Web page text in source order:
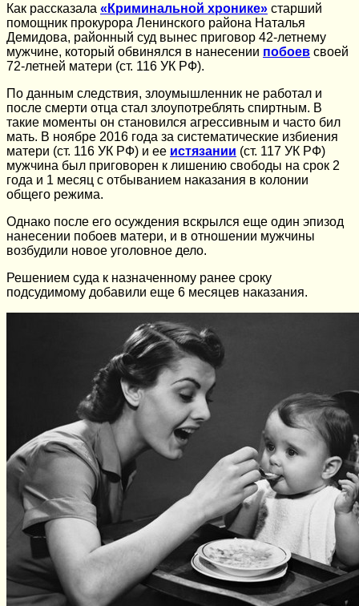
Как рассказала «Криминальной хронике» старший
помощник прокурора Ленинского района Наталья
Демидова, районный суд вынес приговор 42-летнему
мужчине, который обвинялся в нанесении побоев своей
72-летней матери (ст. 116 УК РФ).
По данным следствия, злоумышленник не работал и
после смерти отца стал злоупотреблять спиртным. В
такие моменты он становился агрессивным и часто бил
мать. В ноябре 2016 года за систематические избиения
матери (ст. 116 УК РФ) и ее истязании (ст. 117 УК РФ)
мужчина был приговорен к лишению свободы на срок 2
года и 1 месяц с отбыванием наказания в колонии
общего режима.
Однако после его осуждения вскрылся еще один эпизод
нанесении побоев матери, и в отношении мужчины
возбудили новое уголовное дело.
Решением суда к назначенному ранее сроку
подсудимому добавили еще 6 месяцев наказания.